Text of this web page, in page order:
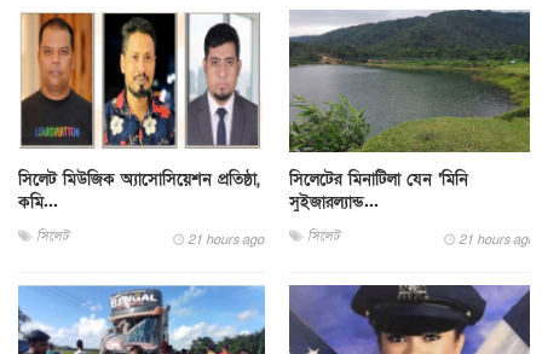
সিলেট মিউজিক অ্যাসোসিয়েশন প্রতিষ্ঠা,
কমি...
সিলেট 21 hours ago
সিলেটের মিনাটিলা যেন ‘মিনি
সুইজারল্যান্ড...
সিলেট 21 hours ago